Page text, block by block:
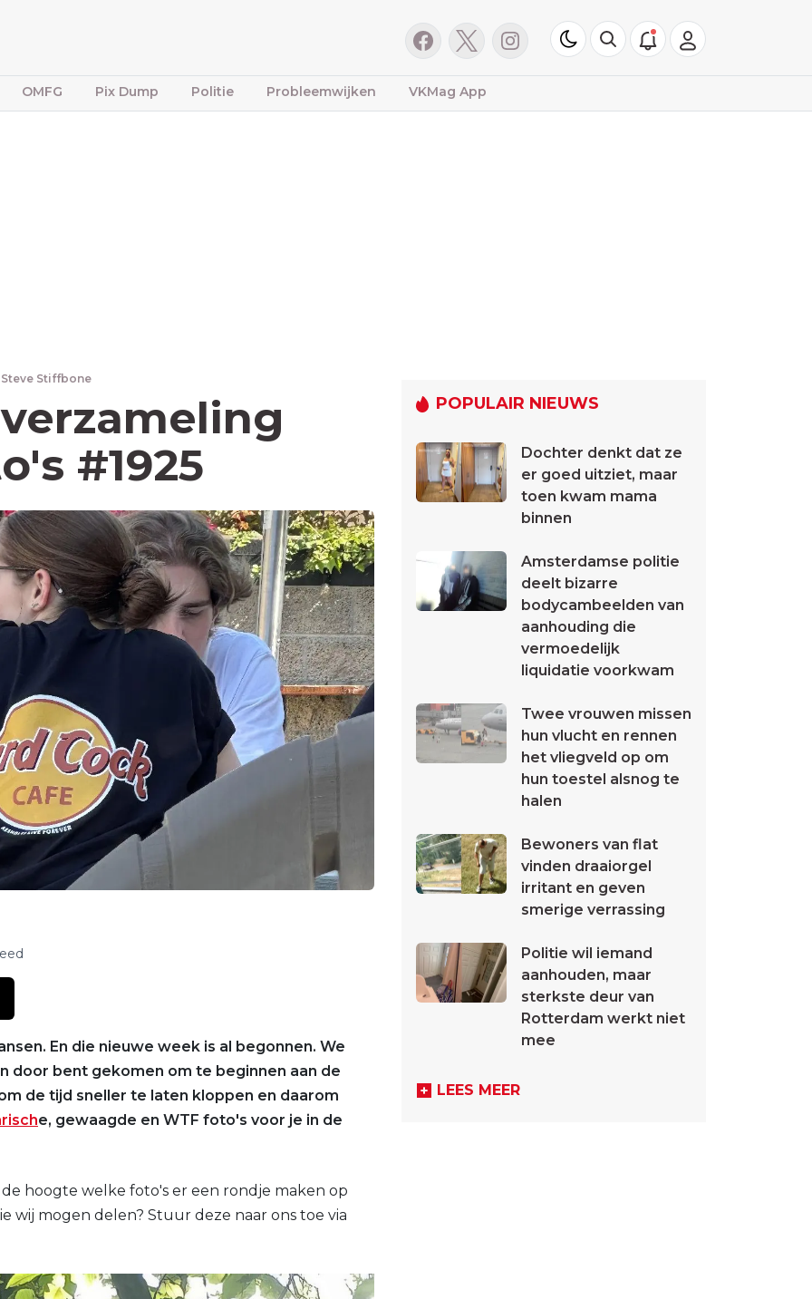
OMFG Pix Dump Politie Probleemwijken VKMag App
Steve Stiffbone
#1925
En die nieuwe week is al begonnen. We
door bent gekomen om te beginnen aan de
de tijd sneller te laten kloppen en daarom
e, gewaagde en WTF foto's voor je in de
hoogte welke foto's er een rondje maken op
wij mogen delen? Stuur deze naar ons toe via
POPULAIR NIEUWS
Dochter denkt dat ze
er goed uitziet, maar
toen kwam mama
binnen
Amsterdamse politie
deelt bizarre
bodycambeelden van
aanhouding die
vermoedelijk
liquidatie voorkwam
Twee vrouwen missen
hun vlucht en rennen
het vliegveld op om
hun toestel alsnog te
halen
Bewoners van flat
vinden draaiorgel
irritant en geven
smerige verrassing
Politie wil iemand
aanhouden, maar
sterkste deur van
Rotterdam werkt niet
mee
LEES MEER